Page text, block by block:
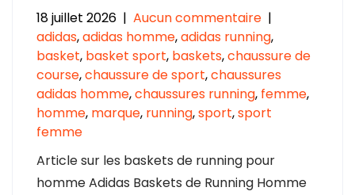
18 juillet 2026 | Aucun commentaire |
adidas,adidas homme,adidas running,
basket, basket sport, baskets,chaussure de
course,chaussure de sport,chaussures
adidas homme,chaussures running, femme,
homme, marque, running,sport,sport
femme
Article sur les baskets de running pour
homme Adidas Baskets de Running Homme